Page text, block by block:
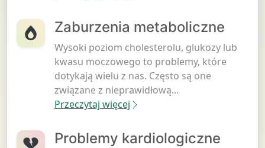
Zaburzenia metaboliczne
Wysoki poziom cholesterolu, glukozy lub
kwasu moczowego to problemy, które
dotykają wielu z nas. Często są one
związane z nieprawidłową...
Przeczytaj więcej
Problemy kardiologiczne